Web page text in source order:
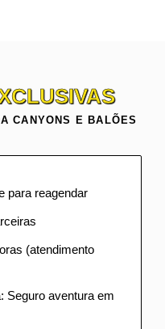
CANYONS E BALÕES
para reagendar
(atendimento
Seguro aventura em